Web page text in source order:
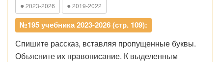
● 2023-2026 ● 2019-2022
№195 учебника 2023-2026 (стр. 109):
Спишите рассказ, вставляя пропущенные буквы.
Объясните их правописание. К выделенным